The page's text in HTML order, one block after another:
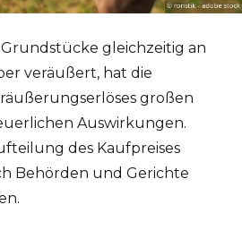
gleichzeitig an
veräußert, hat die
großen
Auswirkungen.
des Kaufpreises
Behörden und Gerichte